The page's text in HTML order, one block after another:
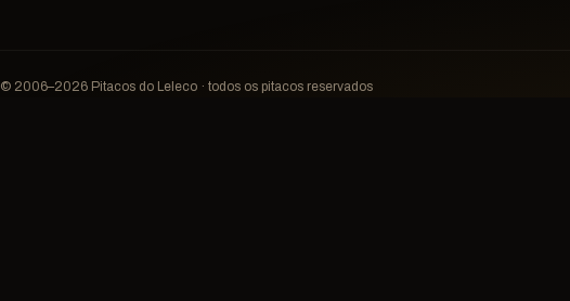
© 2006–2026 Pitacos do Leleco · todos os pitacos reservados